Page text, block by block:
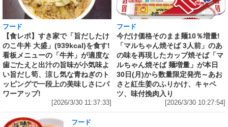
フード
【食レポ】すき家で「旨だしたけ
のこ牛丼 大盛」(939kcal)を食す!
看板メニューの「牛丼」が適度な
歯ごたえと出汁の旨味が小気味よ
い旨だし筍、涼し気な青ねぎのト
ッピングで一段上の美味しさにパ
ワーアップ!
[2026/3/30 11:37:33]
フード
今だけ価格そのまま麺10％増量!
「マルちゃん焼そば 3人前」のあ
の味を再現したカップ焼そば「マ
ルちゃん焼そば 麺増量」が本日
30日(月)から数量限定発売～あお
さと紅生姜のふりかけ、キャベ
ツ、味付挽肉入り
[2026/3/30 10:27:54]
フード